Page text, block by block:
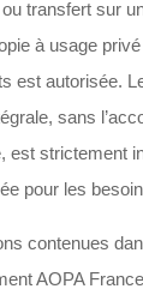
transfert sur
à usage
est autorisée.
sans
est strictement
pour les
contenues
AOPA France